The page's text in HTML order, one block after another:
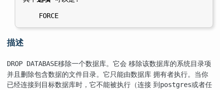
描述
DROP DATABASE移除一个数据库。它会 移除该数据库的系统目录项
并且删除包含数据的文件目录。它只能由数据库 拥有者执行。当你
已经连接到目标数据库时，它不能被执行（连接 到postgres或者任